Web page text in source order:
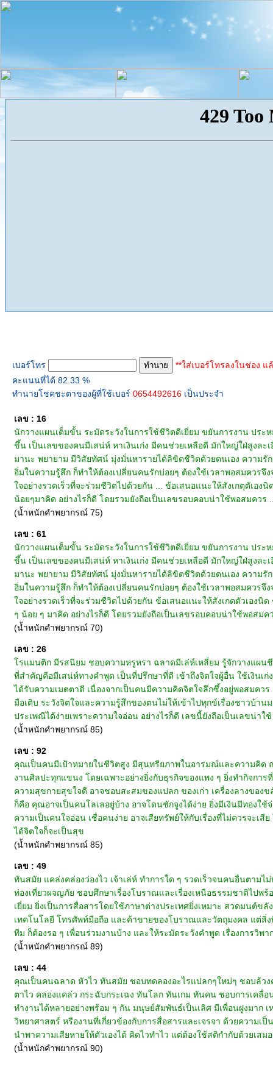
เบอร์โทร
**ใส่เบอร์โทรลงในช่อง แ
คะแนนที่ได้ 82.33 %
ทำนายโชคชะตาของผู้ที่ใช้เบอร์ 0654492616 เป็นประจำ
เลข : 16
นักวางแผนเต็มขั้น ระมัดระวังในการใช้ชีวิตดีเยี่ยม ขยันการงาน ประ
ขึ้น เป็นเลขของคนมีเสน่ห์ หาเงินเก่ง มีคนช่วยเหลือดี มักใหญ่ใฝ่สูงล
มานะ พยายาม มีวิสัยทัศน์ มุ่งมั่นหารายได้ลิขิตชีวิตด้วยตนเอง ความรั
อิ่มในความรู้สึก ก็ทำให้ต้องเปลี่ยนคนรักบ่อยๆ ต้องใช้เวลาพอสมควร
ใจอย่างรวดเร็วที่จะร่วมชีวิตไปด้วยกัน ... ข้อเสนอแนะให้สังเกตุตัเอง
น้อยๆมาคิด อย่างไรก็ดี โดยรวมยังถือเป็นเลขรอบคอบน่าใช้พอสมควร
(น้ำหนักคำพยากรณ์ 75)
เลข : 61
นักวางแผนเต็มขั้น ระมัดระวังในการใช้ชีวิตดีเยี่ยม ขยันการงาน ประ
ขึ้น เป็นเลขของคนมีเสน่ห์ หาเงินเก่ง มีคนช่วยเหลือดี มักใหญ่ใฝ่สูงล
มานะ พยายาม มีวิสัยทัศน์ มุ่งมั่นหารายได้ลิขิตชีวิตด้วยตนเอง ความรั
อิ่มในความรู้สึก ก็ทำให้ต้องเปลี่ยนคนรักบ่อยๆ ต้องใช้เวลาพอสมควร
ใจอย่างรวดเร็วที่จะร่วมชีวิตไปด้วยกัน ข้อเสนอแนะให้สังเกตตัวเองนิ
ๆ น้อย ๆ มาคิด อย่างไรก็ดี โดยรวมยังถือเป็นเลขรอบคอบน่าใช้พอสมค
(น้ำหนักคำพยากรณ์ 70)
เลข : 26
โรแมนติก มีรสนิยม ชอบความหรูหรา ฉลาดมีเล่ห์เหลี่ยม รู้จักวางแผน
ที่สำคัญคือมีเสน่ห์ทางคำพูด เป็นที่ปรึกษาที่ดี เข้าถึงจิตใจผู้อื่น ใช้เงินเ
ได้รับความเมตตาดี เนื่องจากเป็นคนมีความคิดจิตใจลึกซึ้งอยู่พอสมคว
มือเติบ ระวังจิตใจและความรู้สึกของตนไม่ให้เข้าไปทุกข์เรื่องชาวบ้า
ประเพณีได้ง่ายเพราะความใจอ่อน อย่างไรก็ดี เลขนี้ยังถือเป็นเลขน่า
(น้ำหนักคำพยากรณ์ 85)
เลข : 92
คุณเป็นคนมีเป้าหมายในชีวิตสูง มีสุนทรียภาพในอารมณ์และความคิด ถ
งานศิลปะทุกแขนง โดยเฉพาะอย่างยิ่งกับธุรกิจของแพง ๆ ยิ่งทำกิจก
ความสุขกายสุขใจดี อาจชอบสะสมของแปลก ของเก่า เครื่องลางของ
ก็คือ คุณอาจเป็นคนโลเลอยู่บ้าง อาจโดนชักจูงได้ง่าย ยิ่งมีเงินมีทองใ
ความเป็นคนใจอ่อน เชื่อคนง่าย อาจเสียทรัพย์ให้กับเรื่องที่ไม่ควรจะเ
ได้จิตใจก็จะเป็นสุข
(น้ำหนักคำพยากรณ์ 85)
เลข : 49
ทันสมัย แคล่งคล่องว่องไว เจ้าเล่ห์ ทำการใด ๆ รวดเร็วจนคนอื่นตา
ท่องเที่ยวผจญภัย ชอบศึกษาเรื่องโบราณและเรื่องเหนือธรรมชาติไป
เยี่ยม ยิ่งเป็นการสื่อสารโดยใช้ภาษาต่างประเทศยิ่งเหมาะ สวดมนต์
เทคโนโลยี โทรศัพท์มือถือ และค้าขายของโบราณและวัตถุมงคล แต่สิ่ง
ทีม ก็ต้องรอ ๆ เพื่อนร่วมงานบ้าง และให้ระมัดระวังคำพูด เรื่องการวิพ
(น้ำหนักคำพยากรณ์ 89)
เลข : 44
คุณเป็นคนฉลาด หัวไว ทันสมัย ชอบทดลองอะไรแปลกๆใหม่ๆ ชอบล้ว
ตาไว คล่องแคล่ว กระฉับกระเฉง ทันโลก ทันเกม ทันคน ชอบการเค
ทำงานได้หลายอย่างพร้อม ๆ กัน มนุษย์สัมพันธ์เป็นเลิศ มีเพื่อนฝูงมา
วิทยาศาสตร์ หรืองานที่เกี่ยวข้องกับการสื่อสารและเจรจา ด้วยความ
นำพาความเสียหายให้ตัวเองได้ คิดไวทำไว แต่ต้องใช้สติกำกับด้วยเสมอ
(น้ำหนักคำพยากรณ์ 90)